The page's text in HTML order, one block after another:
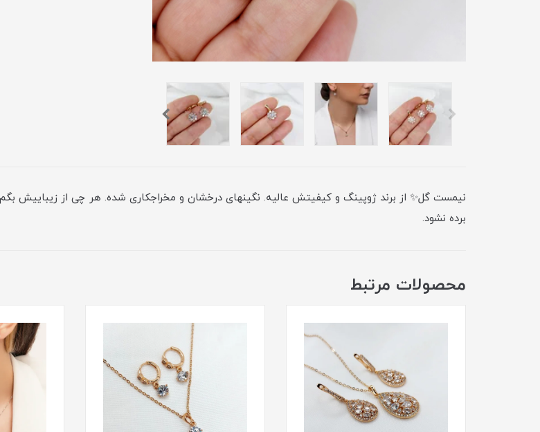
نیمست گل✨ از برند ژوپینگ و کیفیتش عالیه. نگینهای درخشان و مخراجکاری شده. هر چی از زیباییش
برده نشود.
محصولات مرتبط